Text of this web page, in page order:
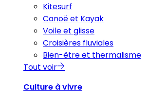
Kitesurf
Canoë et Kayak
Voile et glisse
Croisières fluviales
Bien-être et thermalisme
Tout voir
Culture à vivre